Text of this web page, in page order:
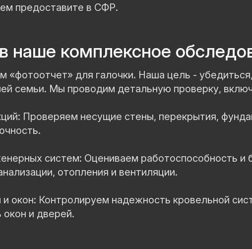
с нами
Нажимая “Связаться с нами”, вы
обработку персональных данных
предоставите в СФР.
наше комплексное
«фотоотчет» для галочки. Наша цель -
семьи. Мы проводим детальную проверку,
Проверяем несущие стены, перекрытия,
систем: Оцениваем работоспособность и
отопления и вентиляции.
окон: Контролируем надежность кровельной
окон и дверей.